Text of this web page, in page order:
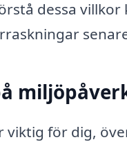
dessa villkor
viktig för dig,